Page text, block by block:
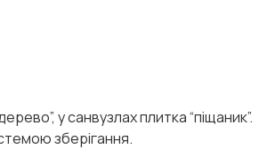
у санвузлах плитка “піщаник”.
зберігання.